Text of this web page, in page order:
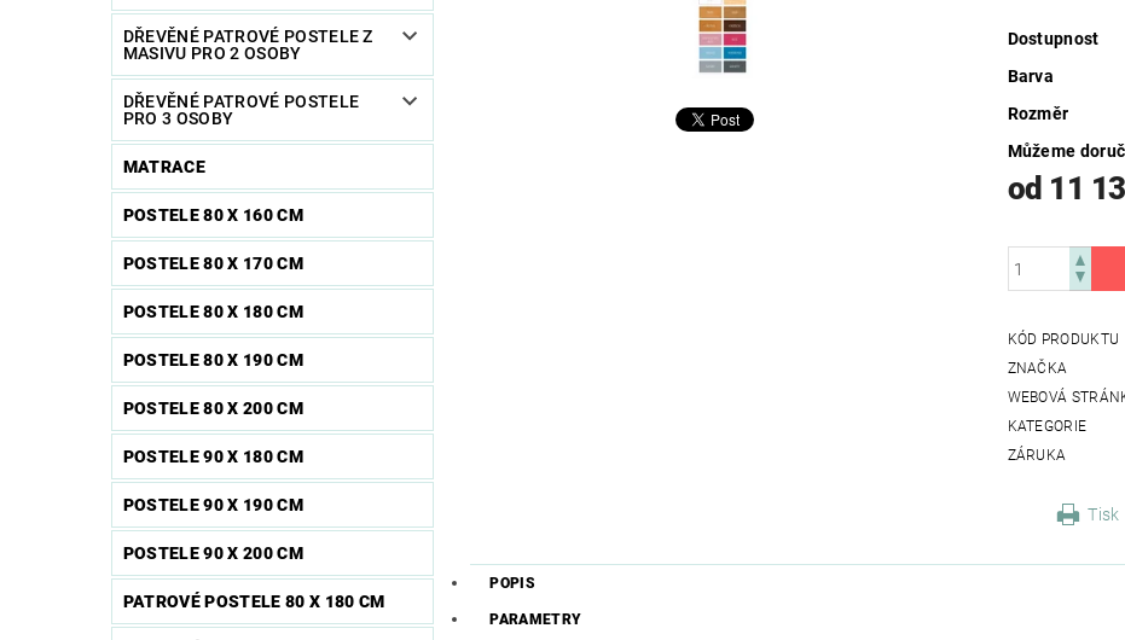
DŘEVĚNÉ PATROVÉ POSTELE Z
MASIVU PRO 2 OSOBY
DŘEVĚNÉ PATROVÉ POSTELE
PRO 3 OSOBY
MATRACE
POSTELE 80 X 160 CM
POSTELE 80 X 170 CM
POSTELE 80 X 180 CM
POSTELE 80 X 190 CM
POSTELE 80 X 200 CM
POSTELE 90 X 180 CM
POSTELE 90 X 190 CM
POSTELE 90 X 200 CM
PATROVÉ POSTELE 80 X 180 CM
Dostupnost
Barva
Rozměr
Můžeme
od 11
KÓD PRODUKTU
ZNAČKA
WEBOVÁ
KATEGORIE
ZÁRUKA
Tisk
POPIS
PARAMETRY